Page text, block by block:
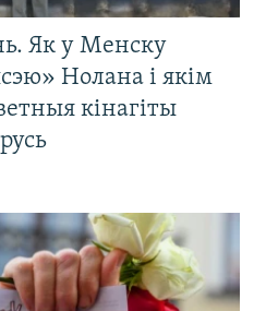
Як у Менску
Нолана і якім
кінагіты